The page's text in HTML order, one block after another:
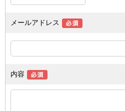
メールアドレス
内容